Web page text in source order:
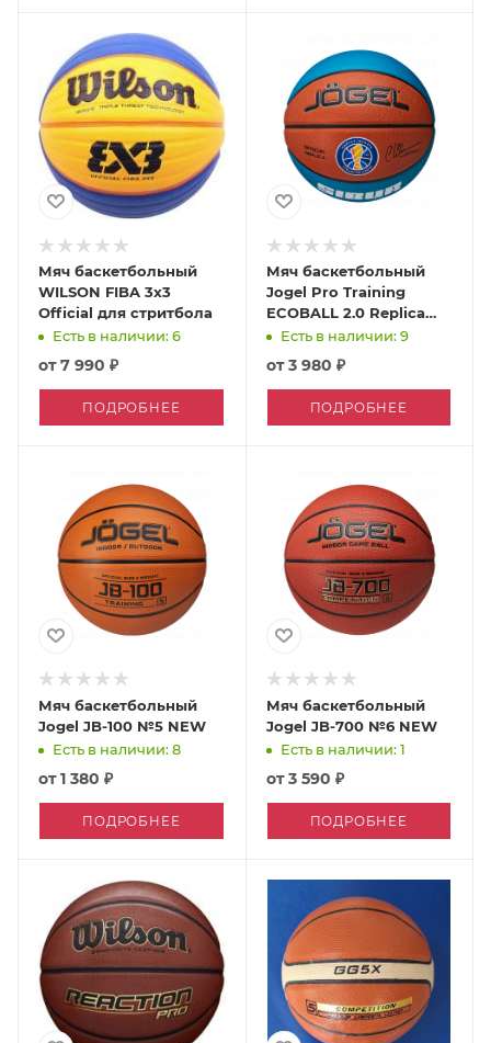
Мяч баскетбольный
WILSON FIBA 3x3
Official для стритбола
Есть в наличии: 6
от7 990 ₽
ПОДРОБНЕЕ
Мяч баскетбольный
Jogel Pro Training
ECOBALL 2.0 Replica
№6Есть в наличии: 9
от3 980 ₽
ПОДРОБНЕЕ
Мяч баскетбольный
Jogel JB-100 №5 NEW
Есть в наличии: 8
от1 380 ₽
ПОДРОБНЕЕ
Мяч баскетбольный
Jogel JB-700 №6 NEW
Есть в наличии: 1
от3 590 ₽
ПОДРОБНЕЕ